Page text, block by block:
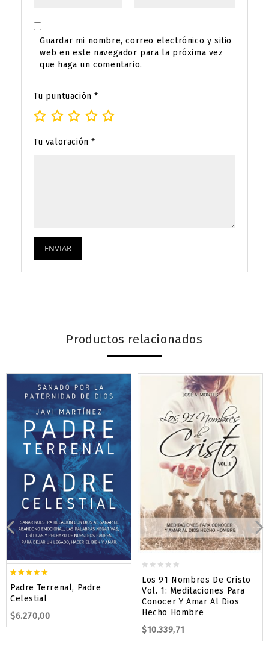
Guardar mi nombre, correo electrónico y sitio
web en este navegador para la próxima vez
que haga un comentario.
Tu puntuación*
Tu valoración*
Productos relacionados
out of 5
Padre Terrenal, Padre
Celestial
$6.270,00
out
of
5
Los 91 Nombres De Cristo
Vol. 1: Meditaciones Para
Conocer Y Amar Al Dios
Hecho Hombre
$10.339,71